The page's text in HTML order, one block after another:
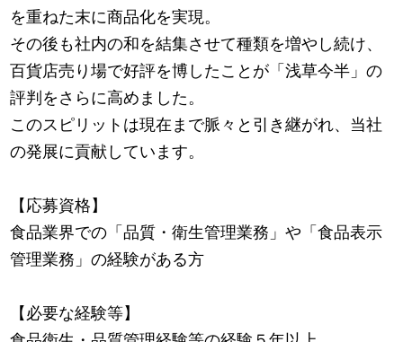
を重ねた末に商品化を実現。
その後も社内の和を結集させて種類を増やし続け、
百貨店売り場で好評を博したことが「浅草今半」の
評判をさらに高めました。
このスピリットは現在まで脈々と引き継がれ、当社
の発展に貢献しています。
【応募資格】
食品業界での「品質・衛生管理業務」や「食品表示
管理業務」の経験がある方
【必要な経験等】